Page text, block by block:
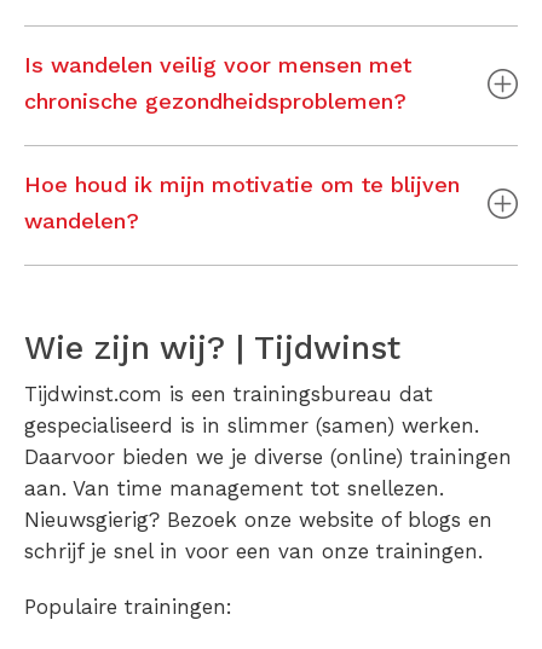
Is wandelen veilig voor mensen met
chronische gezondheidsproblemen?
Hoe houd ik mijn motivatie om te blijven
wandelen?
Wie zijn wij? | Tijdwinst
Tijdwinst.com is een trainingsbureau dat
gespecialiseerd is in slimmer (samen) werken.
Daarvoor bieden we je diverse (online) trainingen
aan. Van time management tot snellezen.
Nieuwsgierig? Bezoek onze website of blogs en
schrijf je snel in voor een van onze trainingen.
Populaire trainingen: